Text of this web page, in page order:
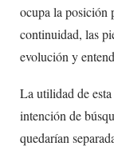
ocupa la posición
continuidad, las
evolución y
La utilidad de
intención de
quedarían